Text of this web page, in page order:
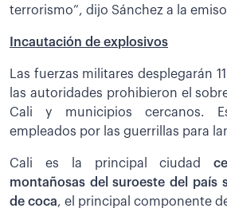
terrorismo”, dijo Sánchez a la
Incautación de explosivos
Las fuerzas militares desplegarán
las autoridades prohibieron el
Cali y municipios cercanos.
empleados por las guerrillas para
Cali es la principal ciudad
montañosas del suroeste del país
de coca, el principal componente